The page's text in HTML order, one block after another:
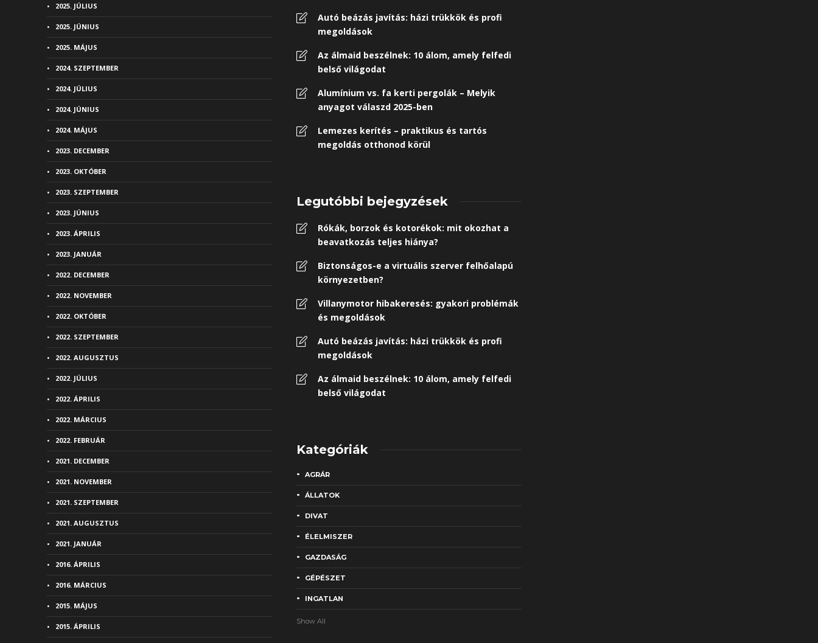
2025. JÚLIUS
2025. JÚNIUS
2025. MÁJUS
2024. SZEPTEMBER
2024. JÚLIUS
2024. JÚNIUS
2024. MÁJUS
2023. DECEMBER
2023. OKTÓBER
2023. SZEPTEMBER
2023. JÚNIUS
2023. ÁPRILIS
2023. JANUÁR
2022. DECEMBER
2022. NOVEMBER
2022. OKTÓBER
2022. SZEPTEMBER
2022. AUGUSZTUS
2022. JÚLIUS
2022. ÁPRILIS
2022. MÁRCIUS
2022. FEBRUÁR
2021. DECEMBER
2021. NOVEMBER
2021. SZEPTEMBER
2021. AUGUSZTUS
2021. JANUÁR
2016. ÁPRILIS
2016. MÁRCIUS
2015. MÁJUS
2015. ÁPRILIS
Autó beázás javítás: házi trükkök és profi
megoldások
Az álmaid beszélnek: 10 álom, amely felfedi
belső világodat
Alumínium vs. fa kerti pergolák – Melyik
anyagot válaszd 2025-ben
Lemezes kerítés – praktikus és tartós
megoldás otthonod körül
Legutóbbi bejegyzések
Rókák, borzok és kotorékok: mit okozhat a
beavatkozás teljes hiánya?
Biztonságos-e a virtuális szerver felhőalapú
környezetben?
Villanymotor hibakeresés: gyakori problémák
és megoldások
Autó beázás javítás: házi trükkök és profi
megoldások
Az álmaid beszélnek: 10 álom, amely felfedi
belső világodat
Kategóriák
AGRÁR
ÁLLATOK
DIVAT
ÉLELMISZER
GAZDASÁG
GÉPÉSZET
INGATLAN
Show All